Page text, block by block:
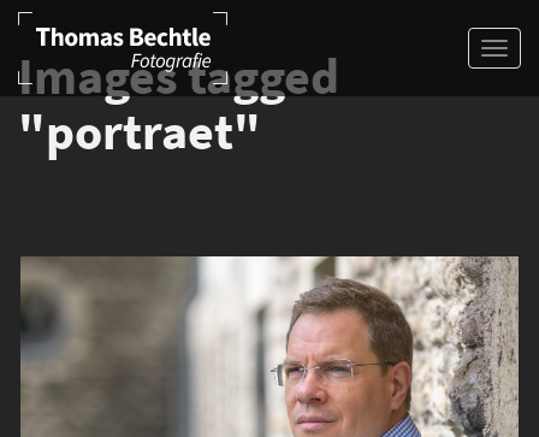
Images tagged
"portraet"